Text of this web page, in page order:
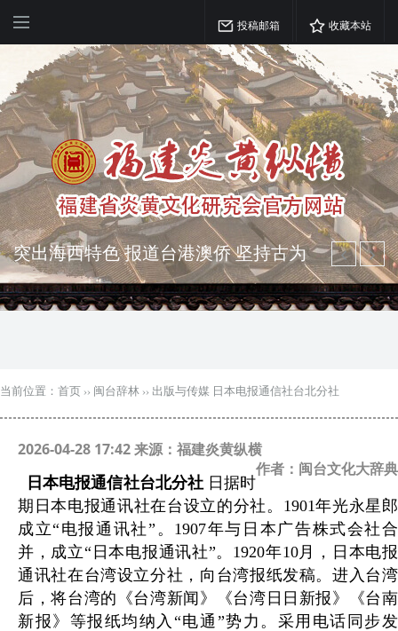
投稿邮箱 收藏本站
突出海西特色 报道台港澳侨 坚持古为
今用 力求雅俗共赏
弘扬优秀文化 振奋民族精神 介绍民族
当前位置： 首页 ›› 闽台辞林 ›› 出版与传媒 日本电报通信社台北分社
2026-04-28 17:42 来源：福建炎黄纵横
作者：闽台文化大辞典
日本电报通信社台北分社 日据时
期日本电报通讯社在台设立的分社。1901年光永星郎
成立“电报通讯社”。1907年与日本广告株式会社合
并，成立“日本电报通讯社”。1920年10月，日本电报
通讯社在台湾设立分社，向台湾报纸发稿。进入台湾
后，将台湾的《台湾新闻》《台湾日日新报》《台南
新报》等报纸均纳入“电通”势力。采用电话同步发